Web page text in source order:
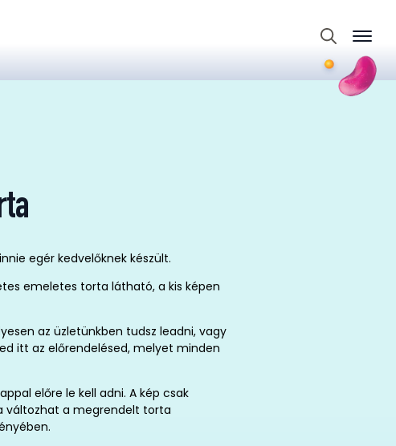
for:
egér kedvelőknek készült.
emeletes torta látható, a kis képen
az üzletünkben tudsz leadni, vagy
itt az előrendelésed, melyet minden
előre le kell adni. A kép csak
változhat a megrendelt torta